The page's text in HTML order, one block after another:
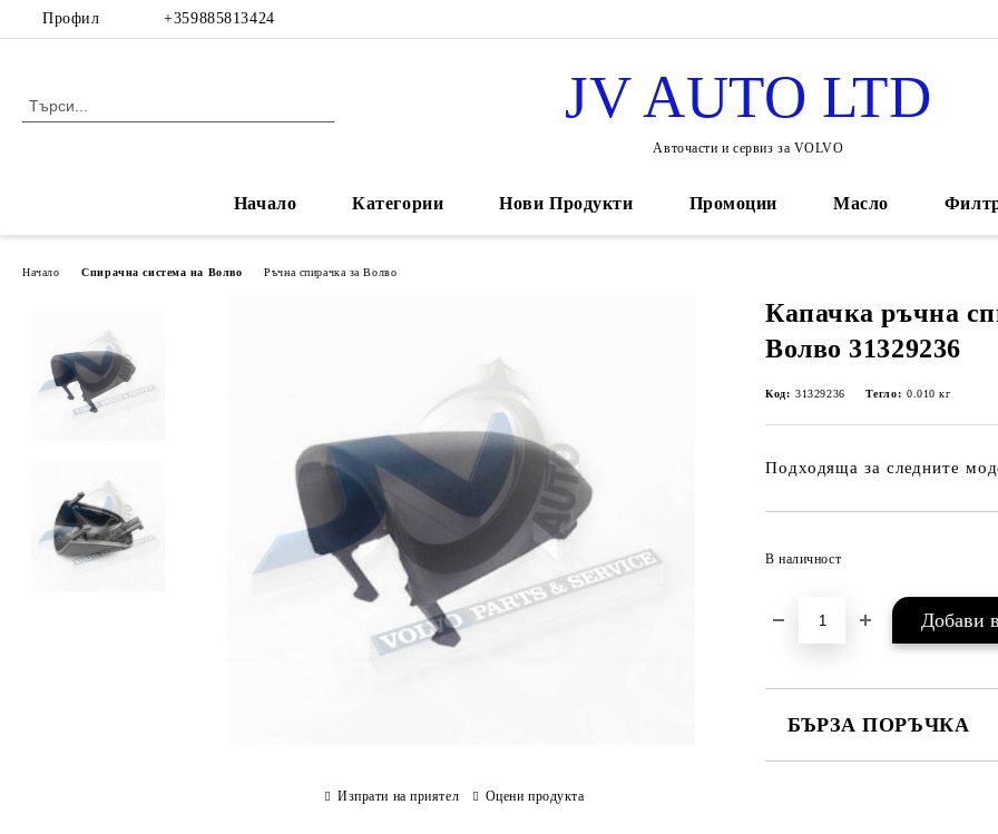
Профил +359885813424
JV AUTO LTD
Авточасти и сервиз за VOLVO
Начало Категории Нови Продукти Промоции Масло
Начало Спирачна система на Волво Ръчна спирачка за Волво
Капачка ръчна
Волво 31329236
Код: 31329236 Тегло: 0.010 кг
Подходяща за следните
В наличност
БЪРЗА ПОРЪЧКА
Изпрати на приятел Оцени продукта